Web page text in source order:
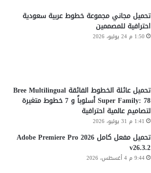
تحميل مجاني مجموعة خطوط عربية سعودية
احترافية للمصممين
1:50 م 24 يوليو، 2026
تحميل عائلة الخطوط الفائقة Bree Multilingual
Super Family: 78 أسلوباً و 7 خطوط متغيرة
لتصاميم عالمية احترافية
1:41 م 31 يوليو، 2026
تحميل مفعل كامل Adobe Premiere Pro 2026
v26.3.2
9:44 م 4 أغسطس، 2026